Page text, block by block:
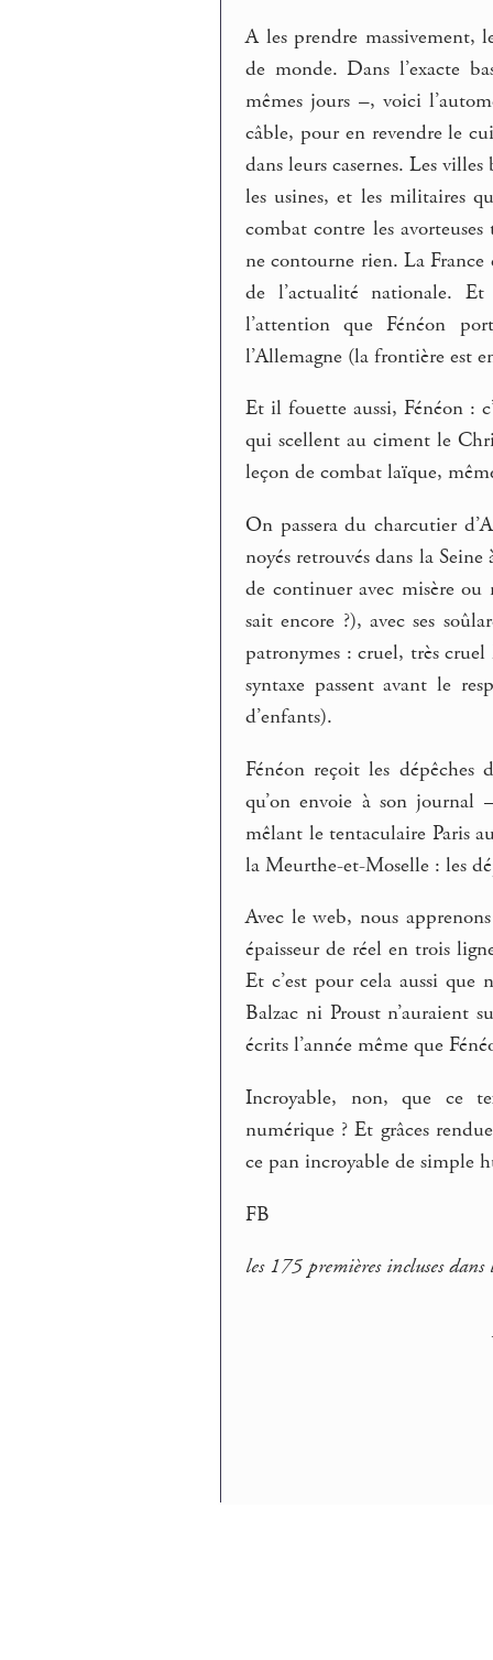
A les prendre massivement,
de monde. Dans l’exacte
mêmes jours –, voici
câble, pour en revendre le
dans leurs casernes. Les
les usines, et les militaires
combat contre les
ne contourne rien. La
de l’actualité nationale.
l’attention que Fénéon
l’Allemagne (la frontière est
Et il fouette aussi, Fénéon :
qui scellent au ciment le
leçon de combat laïque,
On passera du charcutier
noyés retrouvés dans la
de continuer avec misère
sait encore ?), avec ses
patronymes : cruel, très
syntaxe passent avant le
d’enfants).
Fénéon reçoit les
qu’on envoie à son journal
mêlant le tentaculaire Paris
la Meurthe-et-Moselle : les
Avec le web, nous
épaisseur de réel en trois
Et c’est pour cela aussi que
Balzac ni Proust n’auraient
écrits l’année même que
Incroyable, non, que ce
numérique ? Et grâces
ce pan incroyable de simple
FB
les 175 premières incluses